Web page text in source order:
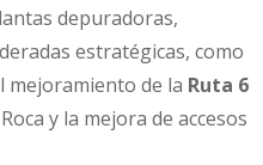
depuradoras,
estratégicas, como
mejoramiento de la Ruta 6
y la mejora de accesos